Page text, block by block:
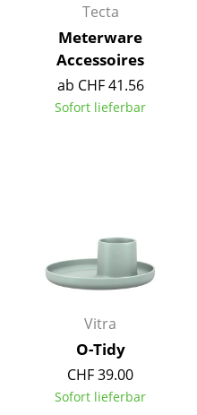
Akkuleuchten
... alle Leuchten
Betten
Kinderbetten
Nachttische &
... alle Betten
Accessoires
Uhren
Tecta
Meterware
Accessoires
ab CHF 41.56
Sofort lieferbar
Vitra
O-Tidy
CHF 39.00
Sofort lieferbar